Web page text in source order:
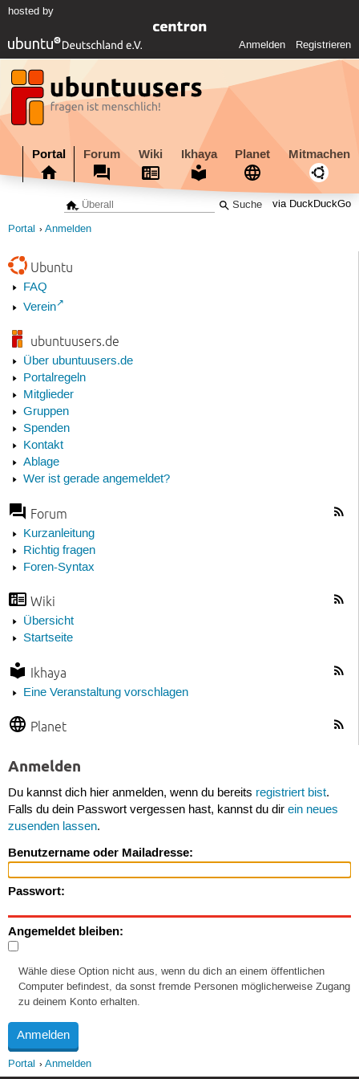
hosted by
Anmelden Registrieren
Portal Forum Wiki Ikhaya Planet Mitmachen
via DuckDuckGo
Portal Anmelden
Ubuntu
FAQ
Verein
ubuntuusers.de
Über ubuntuusers.de
Portalregeln
Mitglieder
Gruppen
Spenden
Kontakt
Ablage
Wer ist gerade angemeldet?
Forum
Kurzanleitung
Richtig fragen
Foren-Syntax
Wiki
Übersicht
Startseite
Ikhaya
Eine Veranstaltung vorschlagen
Planet
Anmelden
Du kannst dich hier anmelden, wenn du bereits registriert bist.
Falls du dein Passwort vergessen hast, kannst du dir ein neues
zusenden lassen.
Benutzername oder Mailadresse:
Passwort:
Angemeldet bleiben:
Wähle diese Option nicht aus, wenn du dich an einem öffentlichen
Computer befindest, da sonst fremde Personen möglicherweise Zugang
zu deinem Konto erhalten.
Portal Anmelden